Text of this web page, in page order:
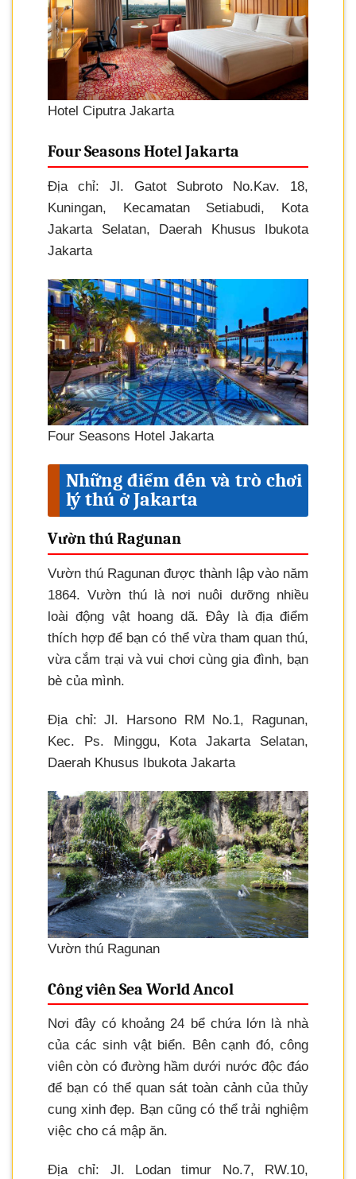
Hotel Ciputra Jakarta
Four Seasons Hotel Jakarta
Địa chỉ: Jl. Gatot Subroto No.Kav. 18,
Kuningan, Kecamatan Setiabudi, Kota
Jakarta Selatan, Daerah Khusus Ibukota
Jakarta
Four Seasons Hotel Jakarta
Những điểm đến và trò chơi
lý thú ở Jakarta
Vườn thú Ragunan
Vườn thú Ragunan được thành lập vào năm
1864. Vườn thú là nơi nuôi dưỡng nhiều
loài động vật hoang dã. Đây là địa điểm
thích hợp để bạn có thể vừa tham quan thú,
vừa cắm trại và vui chơi cùng gia đình, bạn
bè của mình.
Địa chỉ: Jl. Harsono RM No.1, Ragunan,
Kec. Ps. Minggu, Kota Jakarta Selatan,
Daerah Khusus Ibukota Jakarta
Vườn thú Ragunan
Công viên Sea World Ancol
Nơi đây có khoảng 24 bể chứa lớn là nhà
của các sinh vật biển. Bên cạnh đó, công
viên còn có đường hầm dưới nước độc đáo
để bạn có thể quan sát toàn cảnh của thủy
cung xinh đẹp. Bạn cũng có thể trải nghiệm
việc cho cá mập ăn.
Địa chỉ: Jl. Lodan timur No.7, RW.10,